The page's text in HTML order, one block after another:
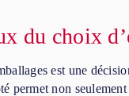
du choix
est une
permet non